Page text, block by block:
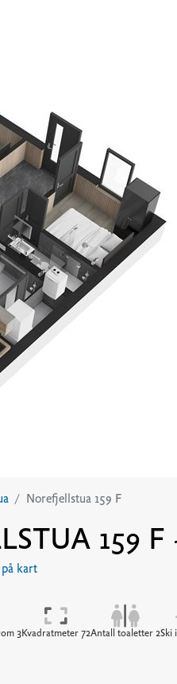
Norefjellstua 159 F
159 F
på kart
3Kvadratmeter 72Antall toaletter 2Ski